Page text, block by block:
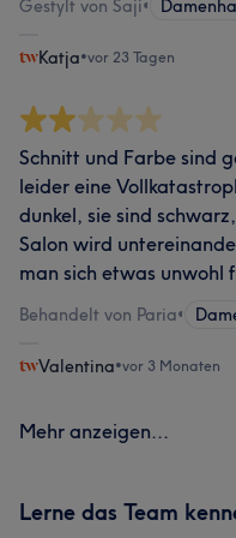
Gestylt von Saji•
Katja•vor 23 Tagen
Schnitt und Farbe sind
leider eine
dunkel, sie sind
Salon wird
man sich etwas unwohl
Behandelt von Paria•
Valentina•vor 3 Monaten
Mehr anzeigen...
Lerne das Team